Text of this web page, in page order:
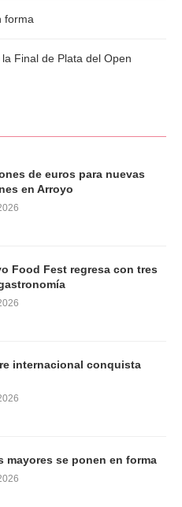
forma
Final de Plata del Open
de euros para nuevas
en Arroyo
Food Fest regresa con tres
internacional conquista
mayores se ponen en forma